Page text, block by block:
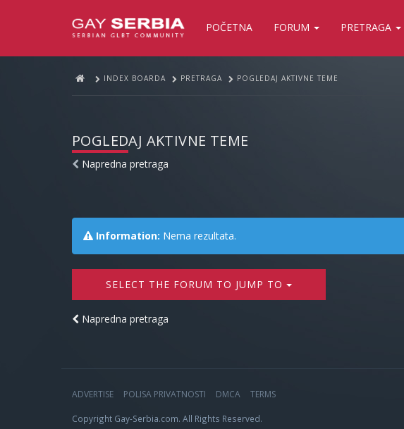
POČETNA FORUM PRETRAGA
INDEX BOARDA PRETRAGA POGLEDAJ AKTIVNE TEME
POGLEDAJ AKTIVNE TEME
Napredna pretraga
Information: Nema rezultata.
SELECT THE FORUM TO JUMP TO
Napredna pretraga
ADVERTISE POLISA PRIVATNOSTI DMCA TERMS
Copyright Gay-Serbia.com. All Rights Reserved.